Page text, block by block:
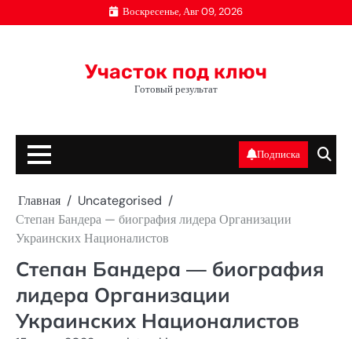
к
Воскресенье, Авг 09, 2026
Участок под ключ
Готовый результат
Подписка
Главная
Uncategorised
Степан Бандера — биография лидера Организации
Украинских Националистов
Степан Бандера — биография
лидера Организации
Украинских Националистов